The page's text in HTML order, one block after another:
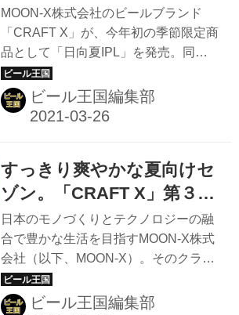
ールと専門店の厳選チーズで一味違う
華やかなパーティーを 「いろいろ我慢
した2021年、年末くらい華やかに飲み
たいじゃない！」そんな思いから、宝
石のようなビールを作って、絶品チー
ズとのマリアージュを楽しむ...
太陽、日向夏をまるごと感
じる「日向夏IPL」CFART
Xから販売中
MOON-X株式会社のビールブランド
「CRAFT X」が、今年初の季節限定商
品として「日向夏IPL」を発売。同商
品は2020年6月に発売して2か月で完売
した「日向夏セゾン」に引き続き、宮
崎県の2社とコラボレーションしたビ
くん」が栽培した日向夏を使い、宮崎
ひでじビールが醸造している。
ラフトビール、CRAFT Xの公式ショッ
プです。 世界中でビールアワードを30
以上受賞した常陸野ネストビールとの
コラボで産み出した、圧倒的な香りと
フルーティな味わいで大人気のクリス
ビール王国編集部
すっきり爽やかな夏向けセ
ゾン。「CRAFT X」第３
弾、宮崎ひでじビールとコ
ラボした「日向夏セゾン」
発売中
日本のモノづくりとテクノロジーの融
合で豊かな生活を目指すMOON-X株式
会社（以下、MOON-X）。そのクラフ
トビールブランドとして2020年1月に
立ち上がった【CRAFT X】から、第一
ビール王国編集部